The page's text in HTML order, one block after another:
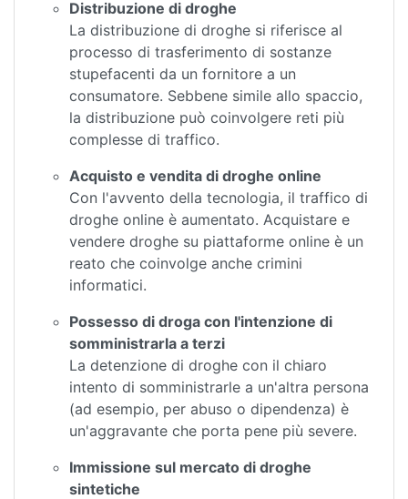
Distribuzione di droghe
La distribuzione di droghe si riferisce al
processo di trasferimento di sostanze
stupefacenti da un fornitore a un
consumatore. Sebbene simile allo spaccio,
la distribuzione può coinvolgere reti più
complesse di traffico.
Acquisto e vendita di droghe online
Con l'avvento della tecnologia, il traffico di
droghe online è aumentato. Acquistare e
vendere droghe su piattaforme online è un
reato che coinvolge anche crimini
informatici.
Possesso di droga con l'intenzione di
somministrarla a terzi
La detenzione di droghe con il chiaro
intento di somministrarle a un'altra persona
(ad esempio, per abuso o dipendenza) è
un'aggravante che porta pene più severe.
Immissione sul mercato di droghe
sintetiche